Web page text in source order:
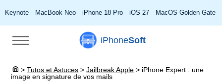
Keynote MacBook Neo iPhone 18 Pro iOS 27 MacOS Golden Gate
iPhoneSoft
> Tutos et Astuces > Jailbreak Apple > iPhone Expert : une
image en signature de vos mails